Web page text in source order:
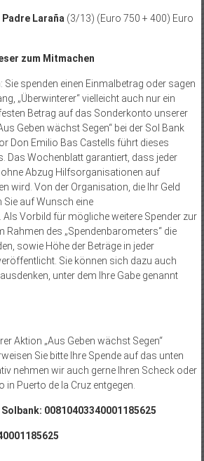
Laraña(3/13) (Euro 750 + 400) Euro
zum Mitmachen
Sie spenden einen Einmalbetrag oder sagen
„Überwinterer“ vielleicht auch nur ein
Betrag auf das Sonderkonto unserer
Geben wächst Segen“ bei der Sol Bank
Don Emilio Bas Castells führt dieses
Das Wochenblatt garantiert, dass jeder
Abzug Hilfsorganisationen auf
wird. Von der Organisation, die Ihr Geld
Sie auf Wunsch eine
Als Vorbild für mögliche weitere Spender zur
Rahmen des „Spendenbarometers“ die
sowie Höhe der Beträge in jeder
Sie können sich dazu auch
unter dem Ihre Gabe genannt
Aktion „Aus Geben wächst Segen“
Sie bitte Ihre Spende auf das unten
nehmen wir auch gerne Ihren Scheck oder
in Puerto de la Cruz entgegen.
00810403340001185625